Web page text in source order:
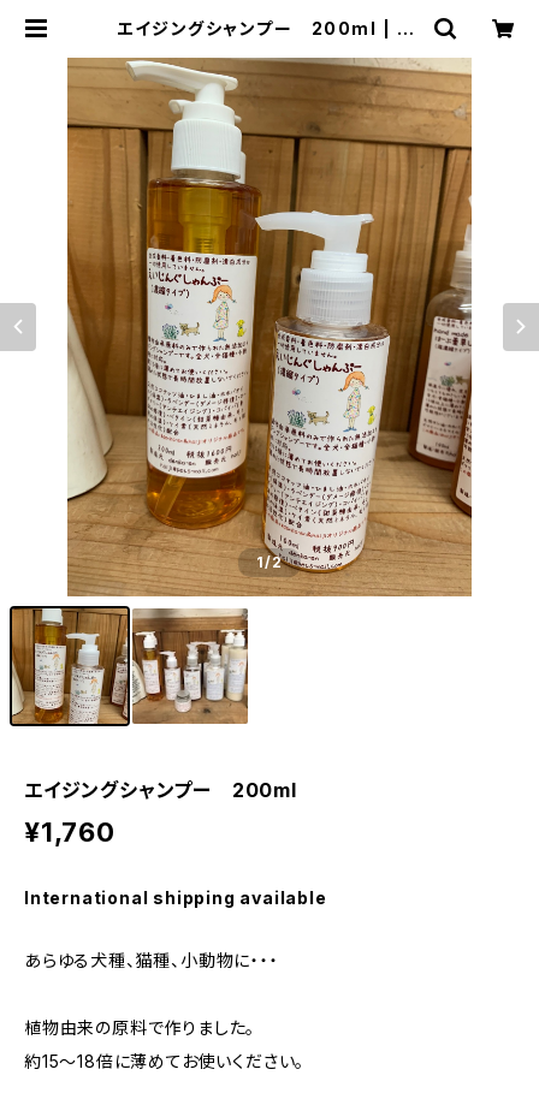
エイジングシャンプー 200ml | ha
1/2
エイジングシャンプー 200ml
¥1,760
International shipping available
あらゆる犬種、猫種、小動物に・・・
植物由来の原料で作りました。
約15～18倍に薄めてお使いください。